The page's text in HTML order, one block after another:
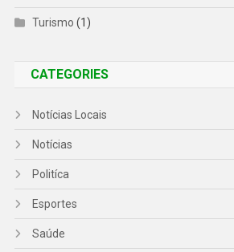
Turismo (1)
CATEGORIES
Notícias Locais
Notícias
Politíca
Esportes
Saúde